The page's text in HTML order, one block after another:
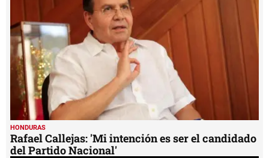
HONDURAS
Rafael Callejas: 'Mi intención es ser el candidado
del Partido Nacional'